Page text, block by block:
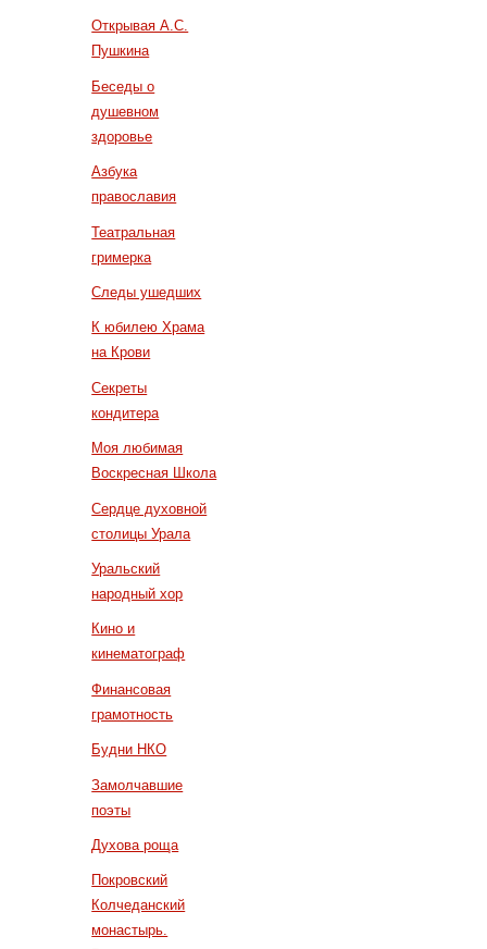
Открывая А.С.
Пушкина
Беседы о
душевном
здоровье
Азбука
православия
Театральная
гримерка
Следы ушедших
К юбилею Храма
на Крови
Секреты
кондитера
Моя любимая
Воскресная Школа
Сердце духовной
столицы Урала
Уральский
народный хор
Кино и
кинематограф
Финансовая
грамотность
Будни НКО
Замолчавшие
поэты
Духова роща
Покровский
Колчеданский
монастырь.